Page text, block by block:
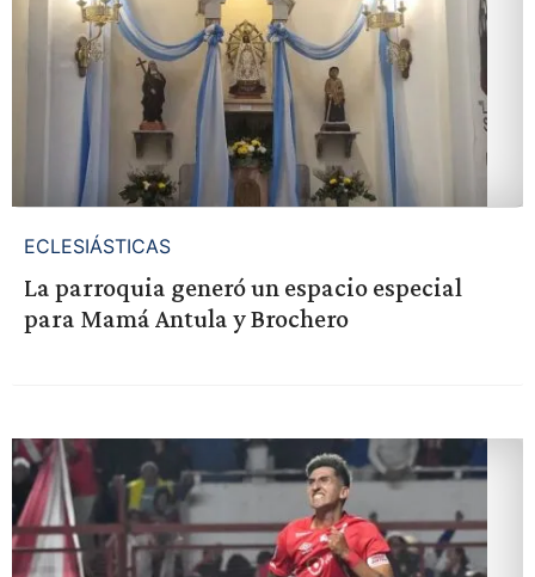
ECLESIÁSTICAS
La parroquia generó un espacio especial
para Mamá Antula y Brochero